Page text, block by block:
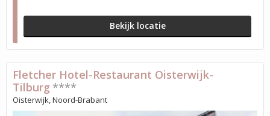
Bekijk locatie
Fletcher Hotel-Restaurant Oisterwijk-
Tilburg ****
Oisterwijk, Noord-Brabant